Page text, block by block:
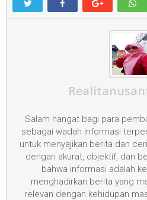
Salam hangat bagi para
sebagai wadah informasi
untuk menyajikan berita dan
dengan akurat, objektif, dan
bahwa informasi adalah
menghadirkan berita yang
relevan dengan kehidupan